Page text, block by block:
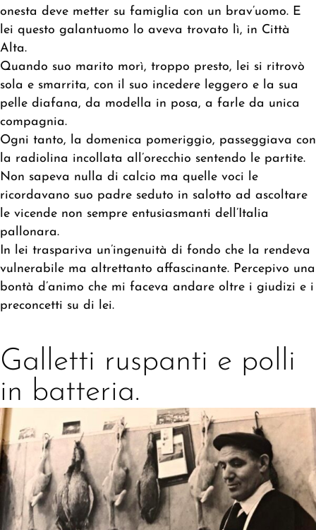
onesta deve metter su famiglia con un brav’uomo. E
lei questo galantuomo lo aveva trovato lì, in Città
Alta.
Quando suo marito morì, troppo presto, lei si ritrovò
sola e smarrita, con il suo incedere leggero e la sua
pelle diafana, da modella in posa, a farle da unica
compagnia.
Ogni tanto, la domenica pomeriggio, passeggiava con
la radiolina incollata all’orecchio sentendo le partite.
Non sapeva nulla di calcio ma quelle voci le
ricordavano suo padre seduto in salotto ad ascoltare
le vicende non sempre entusiasmanti dell’Italia
pallonara.
In lei traspariva un’ingenuità di fondo che la rendeva
vulnerabile ma altrettanto affascinante. Percepivo una
bontà d’animo che mi faceva andare oltre i giudizi e i
preconcetti su di lei.
Galletti ruspanti e polli
in batteria.